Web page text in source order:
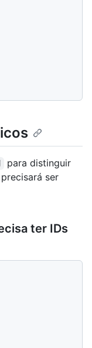
para distinguir
precisará ser
ter IDs